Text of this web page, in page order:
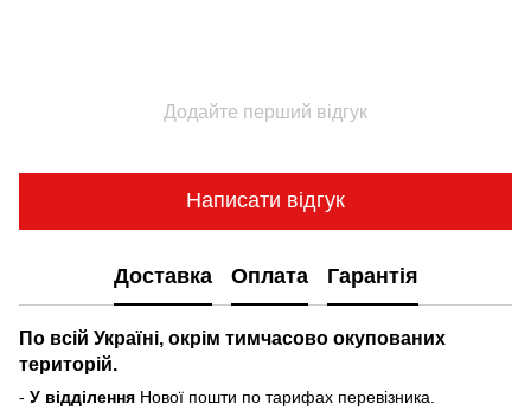
Додайте перший відгук
Написати відгук
Доставка Оплата Гарантія
По всій Україні, окрім тимчасово окупованих
територій.
- У відділення Нової пошти по тарифах перевізника.